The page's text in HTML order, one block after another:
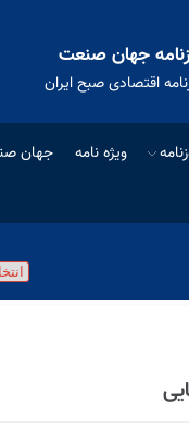
جهان صنعت
اقتصادی صبح ایران
ویژه نامه جهان